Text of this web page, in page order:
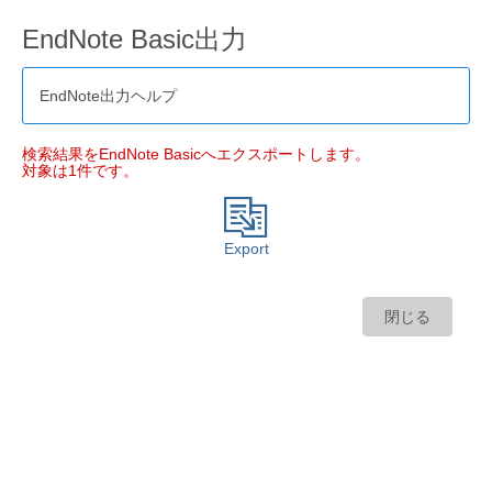
EndNote Basic出力
EndNote出力ヘルプ
検索結果をEndNote Basicへエクスポートします。
対象は1件です。
Export